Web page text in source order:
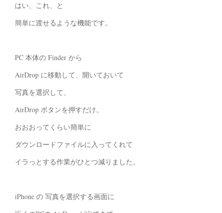
はい、これ、と
簡単に渡せるような機能です。
PC 本体の Finder から
AirDrop に移動して、開いておいて
写真を選択して、
AirDrop ボタンを押すだけ。
おおおってくらい簡単に
ダウンロードファイルに入ってくれて
イラっとする作業がひとつ減りました。
iPhone の 写真を選択する画面に